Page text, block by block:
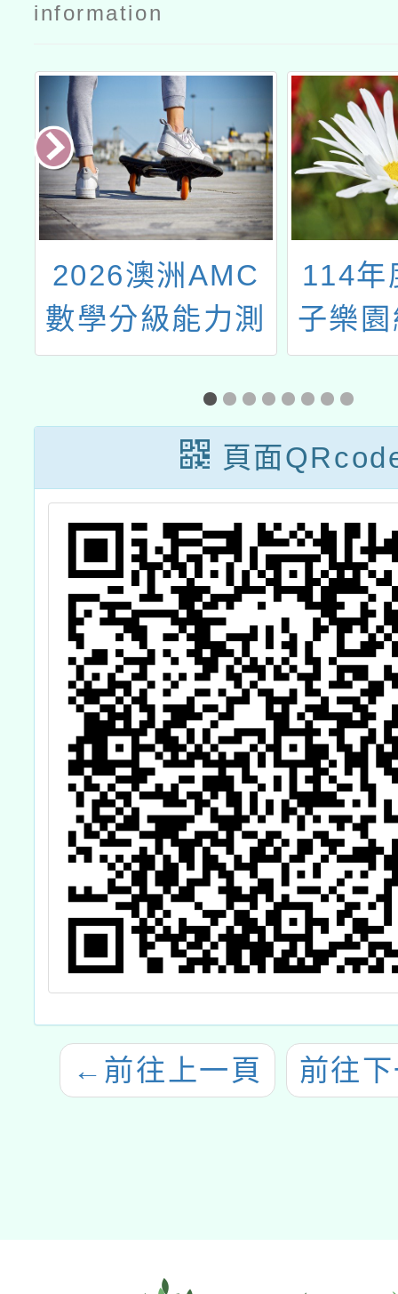
information
2026澳洲AMC
數學分級能力測
驗
114年
子樂
競賽
選
頁面
← 前往上一頁 前往